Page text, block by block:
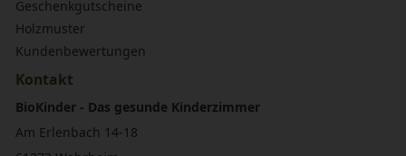
Geschenkgutscheine
Holzmuster
Kundenbewertungen
Kontakt
BioKinder - Das gesunde Kinderzimmer
Am Erlenbach 14-18